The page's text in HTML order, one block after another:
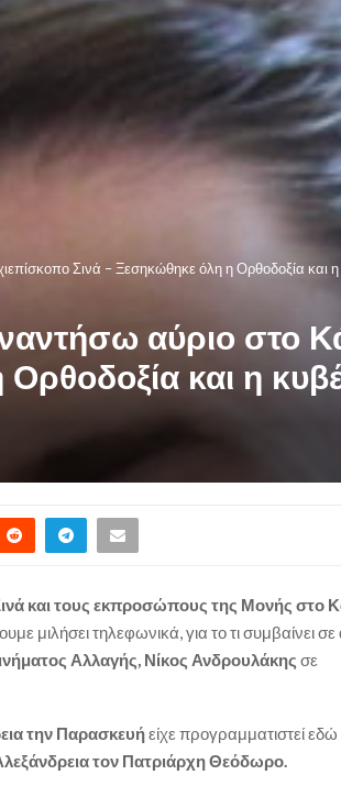
Σινά – Ξεσηκώθηκε όλη η Ορθοδοξία και
αύριο στο
και η
και τους εκπροσώπους της Μονής στο
μιλήσει τηλεφωνικά, για το τι συμβαίνει σε
Αλλαγής, Νίκος Ανδρουλάκης σε
την Παρασκευήείχε προγραμματιστεί εδώ
τον Πατριάρχη Θεόδωρο.